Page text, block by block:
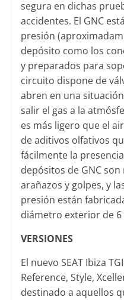
segura en dichas
accidentes. El GNC
presión
depósito como los
y preparados para
circuito dispone de
abren en una
salir el gas a la
es más ligero que el
de aditivos olfativos
fácilmente la
depósitos de GNC
arañazos y golpes, y
presión están
diámetro exterior de 6
VERSIONES
El nuevo SEAT Ibiza
Reference, Style,
destinado a aquellos